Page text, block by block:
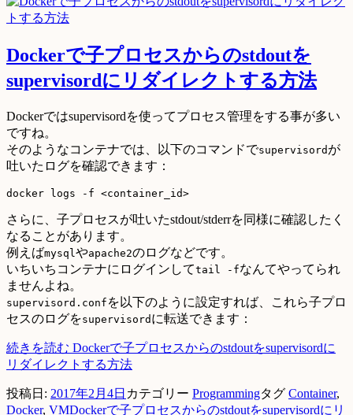
Dockerで子プロセスからのstdoutを
supervisordにリダイレクトする方法
Dockerではsupervisordを使ってプロセス管理をする事が多い
ですね。
そのようなコンテナでは、以下のコマンドでsupervisord が
吐いたログを確認できます：
さらに、子プロセスが吐いたstdout/stderrを同様に確認したく
なることがあります。
例えばmysql やapache2のログなどです。
いちいちコンテナにログインしてtail -fなんてやってられ
ませんよね。
supervisord.conf を以下のように設定すれば、これら子プロ
セスのログをsupervisord に転送できます：
続きを読む Dockerで子プロセスからのstdoutをsupervisordに
リダイレクトする方法
投稿日: 2017年2月4日 カテゴリー Programmingタグ Container,
Docker, VMDockerで子プロセスからのstdoutをsupervisordにリ